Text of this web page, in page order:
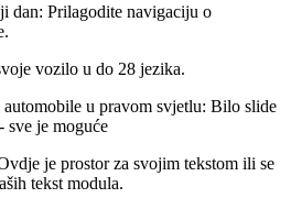
dan: Prilagodite navigaciju o
vozilo u do 28 jezika.
u pravom svjetlu: Bilo slide
je moguće
je prostor za svojim tekstom ili se
tekst modula.